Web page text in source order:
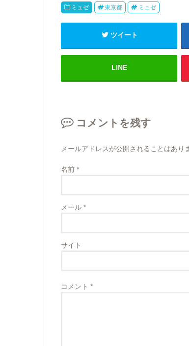
ミュゼ 東京都 ミュゼ
ツイート
LINE
コメントを残す
メールアドレスが公開されることはあり
名前 *
メール *
サイト
コメント *